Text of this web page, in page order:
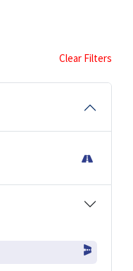
Clear Filters